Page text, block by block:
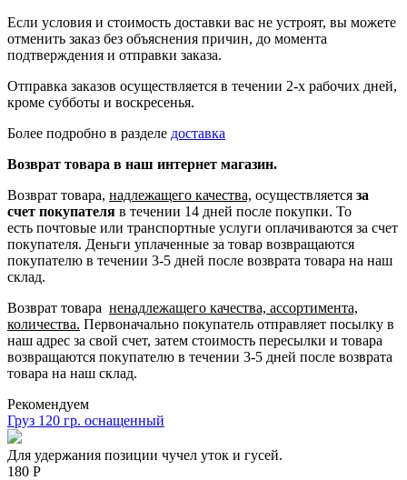
Если условия и стоимость доставки вас не устроят, вы можете
отменить заказ без объяснения причин, до момента
подтверждения и отправки заказа.
Отправка заказов осуществляется в течении 2-х рабочих дней,
кроме субботы и воскресенья.
Более подробно в разделе доставка
Возврат товара в наш интернет магазин.
Возврат товара, надлежащего качества, осуществляется за
счет покупателя в течении 14 дней после покупки. То
есть почтовые или транспортные услуги оплачиваются за счет
покупателя. Деньги уплаченные за товар возвращаются
покупателю в течении 3-5 дней после возврата товара на наш
склад.
Возврат товара ненадлежащего качества, ассортимента,
количества. Первоначально покупатель отправляет посылку в
наш адрес за свой счет, затем стоимость пересылки и товара
возвращаются покупателю в течении 3-5 дней после возврата
товара на наш склад.
Рекомендуем
Груз 120 гр. оснащенный
Для удержания позиции чучел уток и гусей.
180 Р